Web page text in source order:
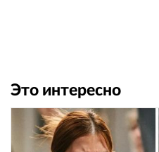
Это интересно